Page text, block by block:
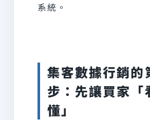
系統。
集客數據行銷的
步：先讓買家「
懂」